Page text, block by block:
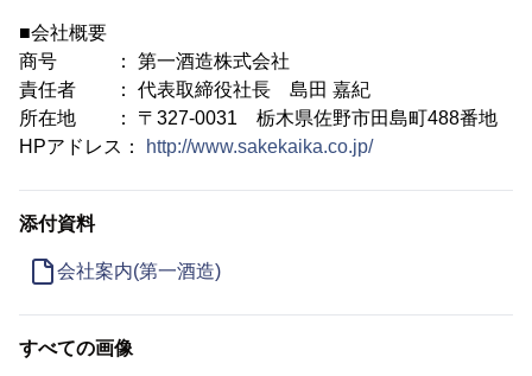
■会社概要
商号 ： 第一酒造株式会社
責任者 ： 代表取締役社長 島田 嘉紀
所在地 ： 〒327-0031 栃木県佐野市田島町488番地
HPアドレス：
http://www.sakekaika.co.jp/
添付資料
会社案内(第一酒造)
すべての画像